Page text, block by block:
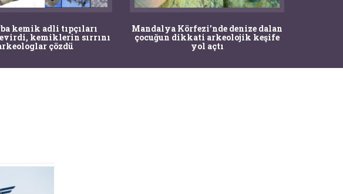
kemik adli tıpçıları
kemiklerin sırrını
çözdü
Mandalya Körfezi’nde denize dalan
çocuğun dikkati arkeolojik keşife
yol açtı